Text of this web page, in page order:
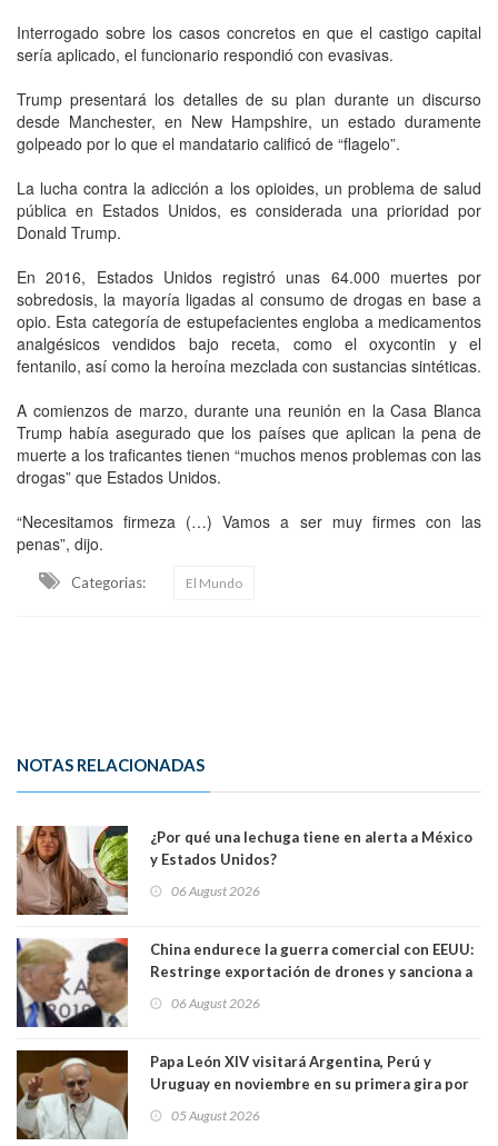
Interrogado sobre los casos concretos en que el castigo capital
sería aplicado, el funcionario respondió con evasivas.
Trump presentará los detalles de su plan durante un discurso
desde Manchester, en New Hampshire, un estado duramente
golpeado por lo que el mandatario calificó de “flagelo”.
La lucha contra la adicción a los opioides, un problema de salud
pública en Estados Unidos, es considerada una prioridad por
Donald Trump.
En 2016, Estados Unidos registró unas 64.000 muertes por
sobredosis, la mayoría ligadas al consumo de drogas en base a
opio. Esta categoría de estupefacientes engloba a medicamentos
analgésicos vendidos bajo receta, como el oxycontin y el
fentanilo, así como la heroína mezclada con sustancias sintéticas.
A comienzos de marzo, durante una reunión en la Casa Blanca
Trump había asegurado que los países que aplican la pena de
muerte a los traficantes tienen “muchos menos problemas con las
drogas” que Estados Unidos.
“Necesitamos firmeza (…) Vamos a ser muy firmes con las
penas”, dijo.
Categorias: El Mundo
NOTAS RELACIONADAS
¿Por qué una lechuga tiene en alerta a México
y Estados Unidos?
06 August 2026
China endurece la guerra comercial con EEUU:
Restringe exportación de drones y sanciona a
06 August 2026
Papa León XIV visitará Argentina, Perú y
Uruguay en noviembre en su primera gira por
05 August 2026